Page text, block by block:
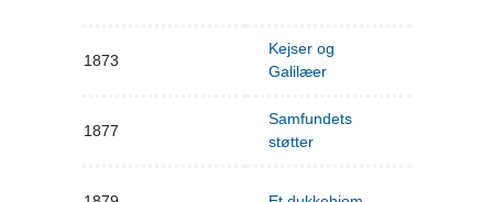
1873
Kejser og
Galilæer
1877
Samfundets
støtter